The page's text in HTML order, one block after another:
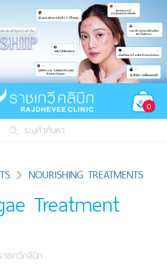
0
ระบุคำค้นหา
NOURISHING TREATMENTS
Treatment
าชเทวีคลินิก